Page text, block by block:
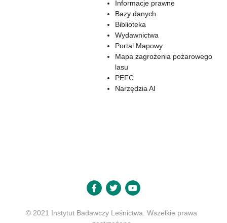
Informacje prawne
Bazy danych
Biblioteka
Wydawnictwa
Portal Mapowy
Mapa zagrożenia pożarowego
lasu
PEFC
Narzędzia AI
© 2021 Instytut Badawczy Leśnictwa. Wszelkie prawa